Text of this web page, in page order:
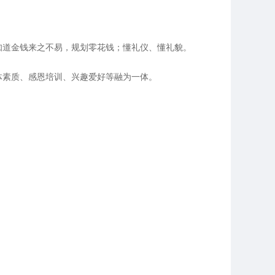
金钱来之不易，规划零花钱；懂礼仪、懂礼貌。
质、感恩培训、兴趣爱好等融为一体。